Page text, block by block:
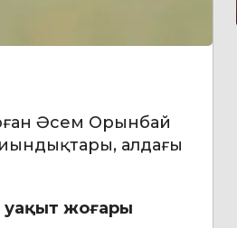
Әсем Орынбай
алдағы
уақыт жоғары